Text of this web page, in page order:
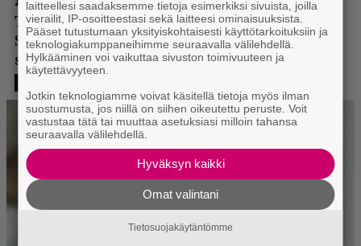
laitteellesi saadaksemme tietoja esimerkiksi sivuista, joilla
vierailit, IP-osoitteestasi sekä laitteesi ominaisuuksista.
Pääset tutustumaan yksityiskohtaisesti käyttötarkoituksiin ja
teknologiakumppaneihimme seuraavalla välilehdellä.
Hylkääminen voi vaikuttaa sivuston toimivuuteen ja
käytettävyyteen.
Jotkin teknologiamme voivat käsitellä tietoja myös ilman
suostumusta, jos niillä on siihen oikeutettu peruste. Voit
vastustaa tätä tai muuttaa asetuksiasi milloin tahansa
seuraavalla välilehdellä.
Hyväksyn kaikki
Omat valintani
Tietosuojakäytäntömme